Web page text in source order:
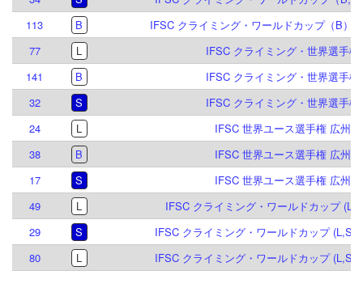
113
B
IFSC クライミング・ワールドカップ（B）
77
L
IFSC クライミング・世界選手権
141
B
IFSC クライミング・世界選手権
32
S
IFSC クライミング・世界選手権
24
L
IFSC 世界ユース選手権 広州
38
B
IFSC 世界ユース選手権 広州
17
S
IFSC 世界ユース選手権 広州
49
L
IFSC クライミング・ワールドカップ (L)
29
S
IFSC クライミング・ワールドカップ (L,S)
80
L IFSC クライミング・ワールドカップ (L,S)